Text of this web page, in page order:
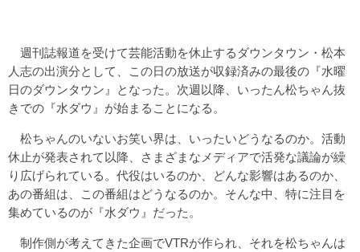
週刊誌報道を受けて芸能活動を休止するダウンタウン・松本
人志の出演分として、この日の放送が収録済みの最後の『水曜
日のダウンタウン』となった。次週以降、いったん松ちゃん抜
きでの『水ダウ』が始まることになる。
松ちゃんのいないお笑い界は、いったいどうなるのか。活動
休止が発表されて以降、さまざまなメディアで活発な議論が繰
り広げられている。代役はいるのか、どんな影響はあるのか、
あの番組は、この番組はどうなるのか。そんな中、特に注目を
集めているのが『水ダウ』だった。
制作側が考えてきた企画でVTRが作られ、それを松ちゃんは